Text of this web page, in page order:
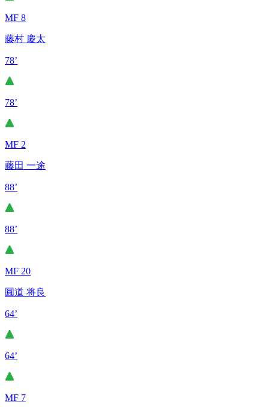
MF 8
藤村 慶太
78’
78’
MF 2
藤田 一途
88’
88’
MF 20
圓道 将良
64’
64’
MF 7